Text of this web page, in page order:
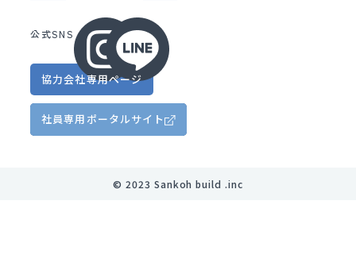
公式SNS
協力会社専用ページ
社員専用 ポータルサイト
©︎ 2023 Sankoh build .inc